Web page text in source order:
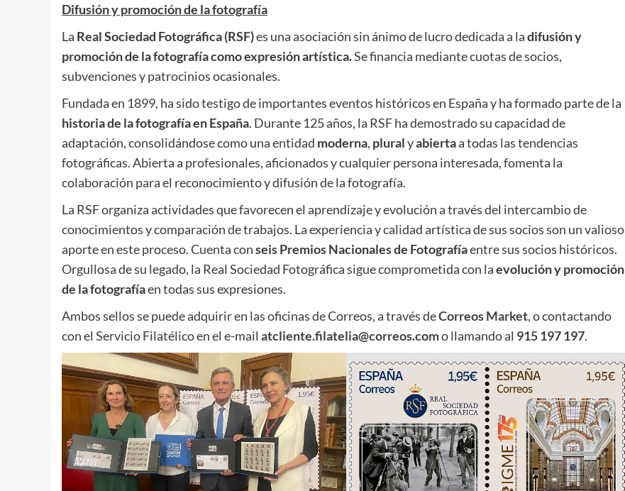
Difusión y promoción de la fotografía
La Real Sociedad Fotográfica (RSF)es una asociación sin ánimo de lucro dedicada a ladifusión y
promoción de la fotografíacomo expresión artística.Se financia mediante cuotas de socios,
subvenciones y patrocinios ocasionales.
Fundada en 1899, ha sido testigo de importantes eventos históricos en España y ha formado parte de la
historia de la fotografía en España. Durante 125 años, la RSF ha demostrado su capacidad de
adaptación, consolidándose como una entidad moderna, pluralyabiertaa todas las tendencias
fotográficas. Abierta a profesionales, aficionados y cualquier persona interesada, fomenta la
colaboración para el reconocimiento y difusión de la fotografía.
La RSF organiza actividades que favorecen el aprendizaje y evolución a través del intercambio de
conocimientos y comparación de trabajos. La experiencia y calidad artística de sus socios son un valioso
aporte en este proceso. Cuenta conseis Premios Nacionales de Fotografíaentre sus socios históricos.
Orgullosa de su legado, la Real Sociedad Fotográfica sigue comprometida con laevolución y promoción
de la fotografíaen todas sus expresiones.
Ambos sellos se puede adquirir en las oficinas de Correos, a través deCorreos Market,o contactando
con el Servicio Filatélico en el e-mail atcliente.filatelia@correos.como llamando al 915 197 197.